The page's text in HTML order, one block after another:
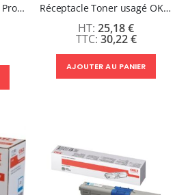
Tambour Noir pour OKI Pro9542/9541/9432 Réceptacle Toner usagé OKI PRO9542/9541/8432
30,22 €
25,18 €
AJOUTER AU PANIER